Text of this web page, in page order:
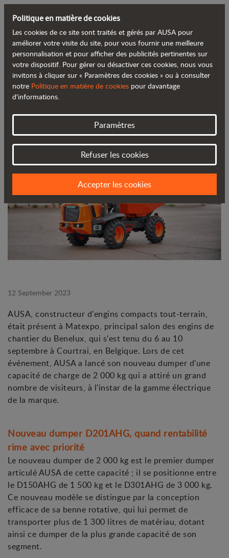
Retour au blog
AUSA lance son nouveau dumper de
deux tonnes au salon Matexpo
12 September 2023
AUSA, constructeur d'engins compacts tout-terrain,
était présent à Matexpo, principal salon des engins de
chantier du Benelux, qui s'est tenu du 6 au 10
septembre à Courtrai, en Belgique. Lors de cet
événement, AUSA a lancé son nouveau dumper d'une
capacité de charge de 2 000 kg qui a attiré un grand
nombre de visiteurs, à l'instar de la gamme électrique
de la marque.
Nouveau dumper D201AHG, quand rentabilité
rime avec priorité
Le nouveau dumper de 2 000 kg est le premier dumper
articulé AUSA de cette capacité ; il se positionne entre
le D150AHG de 1 500 kg et le D301AHG de 3 000 kg.
Ce nouveau modèle se distingue par la conception
efficace de sa benne rotative, qui lui permet de
transporter plus de 1 300 litres de matériau, dotant
ainsi ce dumper de la plus grande capacité de son
segment.
Politique en matière de cookies
Les cookies de ce site sont traités et gérés par AUSA pour
améliorer votre visite du site, pour vous fournir une meilleure
personnalisation et pour afficher des publicités pertinentes sur
votre dispositif. Pour gérer ou désactiver ces cookies, nous vous
invitons à cliquer sur « Paramètres des cookies » ou à consulter
notre Politique en matière de cookies pour davantage
d'informations.
Paramètres
Refuser les cookies
Accepter les cookies